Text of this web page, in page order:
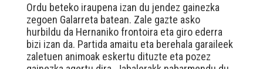
Ordu beteko iraupena izan du jendez gainezka
zegoen Galarreta batean. Zale gazte asko
hurbildu da Hernaniko frontoira eta giro ederra
bizi izan da. Partida amaitu eta berehala garaileek
zaletuen animoak eskertu dituzte eta pozez